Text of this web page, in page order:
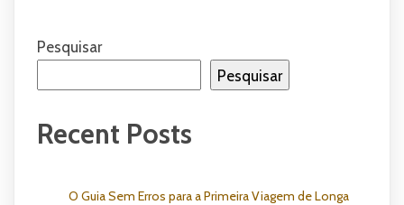
Pesquisar
Pesquisar
Recent Posts
O Guia Sem Erros para a Primeira Viagem de Longa